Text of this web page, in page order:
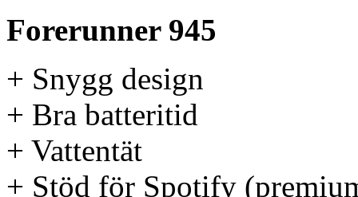
Forerunner 945
+ Snygg design
+ Bra batteritid
+ Vattentät
+ Stöd för Spotify